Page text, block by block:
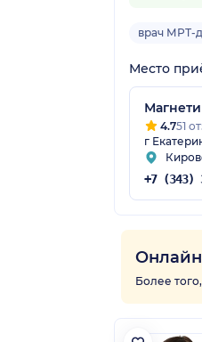
врач МРТ-
Место
4.751
г
Более